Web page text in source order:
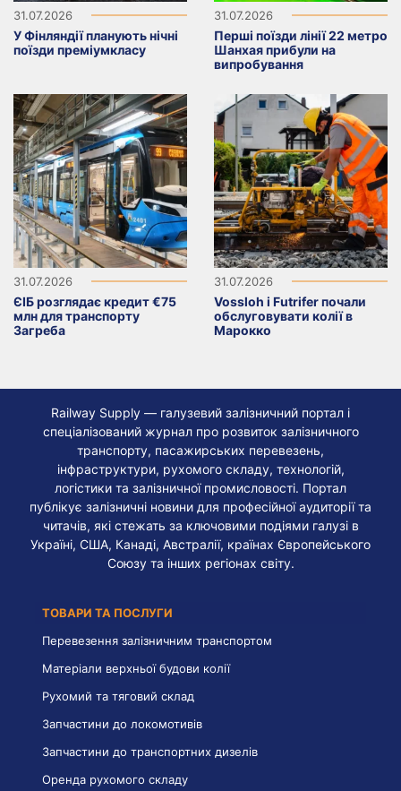
31.07.2026
У Фінляндії планують нічні
поїзди преміумкласу
31.07.2026
Перші поїзди лінії 22 метро
Шанхая прибули на
випробування
31.07.2026
ЄІБ розглядає кредит €75
млн для транспорту
Загреба
31.07.2026
Vossloh і Futrifer почали
обслуговувати колії в
Марокко
Railway Supply — галузевий залізничний портал і
спеціалізований журнал про розвиток залізничного
транспорту, пасажирських перевезень,
інфраструктури, рухомого складу, технологій,
логістики та залізничної промисловості. Портал
публікує залізничні новини для професійної аудиторії та
читачів, які стежать за ключовими подіями галузі в
Україні, США, Канаді, Австралії, країнах Європейського
Союзу та інших регіонах світу.
ТОВАРИ ТА ПОСЛУГИ
Перевезення залізничним транспортом
Матеріали верхньої будови колії
Рухомий та тяговий склад
Запчастини до локомотивів
Запчастини до транспортних дизелів
Оренда рухомого складу